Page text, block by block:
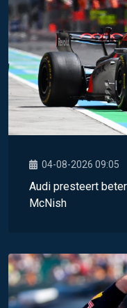
04-08-2026 09:05
Audi presteert
McNish